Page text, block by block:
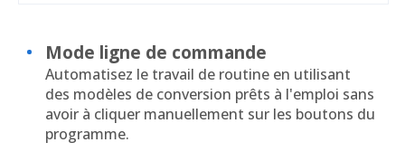
Mode ligne de commande
Automatisez le travail de routine en utilisant
des modèles de conversion prêts à l'emploi sans
avoir à cliquer manuellement sur les boutons du
programme.